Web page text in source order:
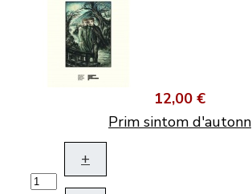
12,00 €
Prim sintom d'autonn
+